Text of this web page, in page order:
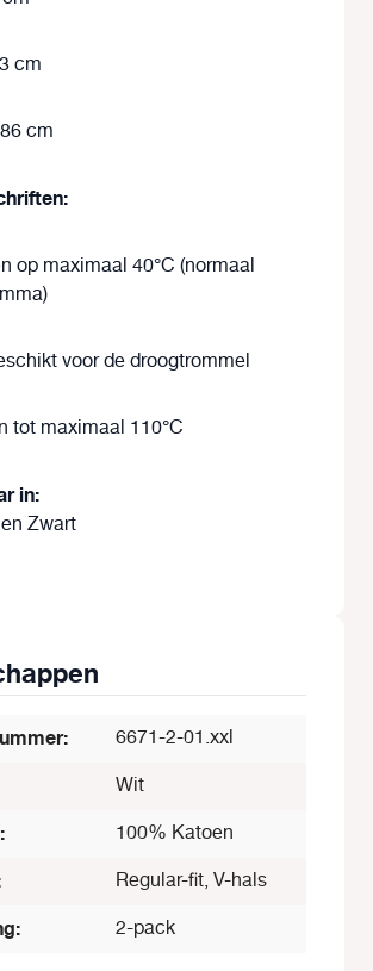
cm
cm
op maximaal 40°C (normaal
voor de droogtrommel
tot maximaal 110°C
in:
Zwart
6671-2-01.xxl
Wit
100% Katoen
Regular-fit, V-hals
2-pack